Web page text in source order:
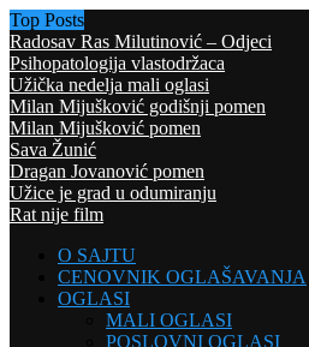
Top Posts
Radosav Ras Milutinović – Odjeci
Psihopatologija vlastodržaca
Užička nedelja mali oglasi
Milan Mijušković godišnji pomen
Milan Mijušković pomen
Sava Žunić
Dragan Jovanović pomen
Užice je grad u odumiranju
Rat nije film
O SAJTU
CENOVNIK OGLAŠAVANJA
OGLASI
MALI OGLASI
POSLOVNI OGLASI